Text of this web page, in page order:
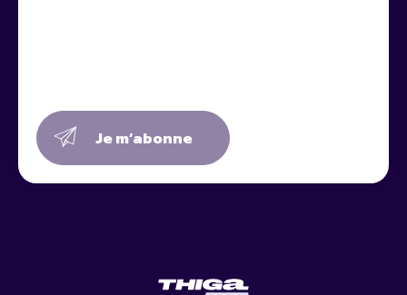
Je m’abonne